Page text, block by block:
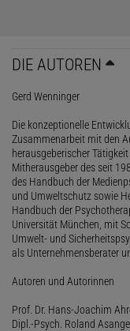
DIE AUTOREN
Gerd Wenninger
Die konzeptionelle
Zusammenarbeit mit den
herausgeberischer
Mitherausgeber des seit
des Handbuch der
und Umweltschutz sowie
Handbuch der
Universität München, mit
Umwelt- und
als Unternehmensberater
Autoren und Autorinnen
Prof. Dr. Hans-Joachim
Dipl.-Psych. Roland